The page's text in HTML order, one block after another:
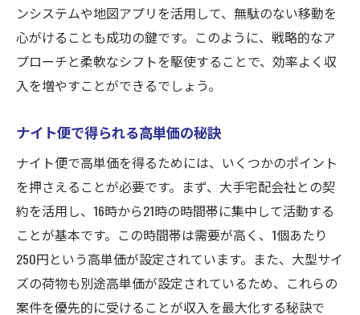
ンシステムや地図アプリを活用して、無駄のない移動を
心がけることも成功の鍵です。このように、戦略的なア
プローチと柔軟なシフトを駆使することで、効率よく収
入を増やすことができるでしょう。
ナイト便で得られる高単価の秘訣
ナイト便で高単価を得るためには、いくつかのポイント
を押さえることが必要です。まず、大手宅配会社との契
約を活用し、16時から21時の時間帯に集中して活動する
ことが基本です。この時間帯は需要が高く、1個あたり
250円という高単価が設定されています。また、大型サイ
ズの荷物も別途高単価が設定されているため、これらの
案件を優先的に受けることが収入を最大化する秘訣で